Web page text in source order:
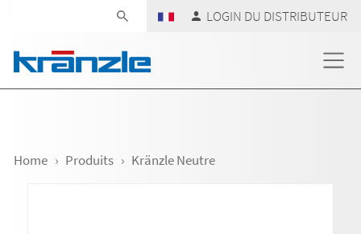
LOGIN DU DISTRIBUTEUR
Home Produits Kränzle Neutre